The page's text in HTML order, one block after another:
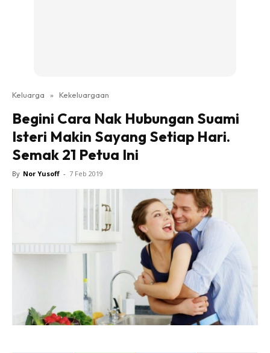
Keluarga » Kekeluargaan
Begini Cara Nak Hubungan Suami
Isteri Makin Sayang Setiap Hari.
Semak 21 Petua Ini
By Nor Yusoff - 7 Feb 2019